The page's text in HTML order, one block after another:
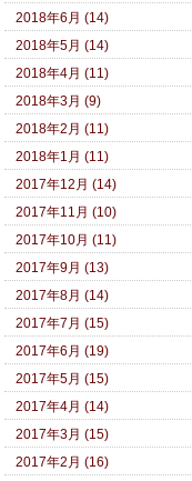
2018年6月 (14)
2018年5月 (14)
2018年4月 (11)
2018年3月 (9)
2018年2月 (11)
2018年1月 (11)
2017年12月 (14)
2017年11月 (10)
2017年10月 (11)
2017年9月 (13)
2017年8月 (14)
2017年7月 (15)
2017年6月 (19)
2017年5月 (15)
2017年4月 (14)
2017年3月 (15)
2017年2月 (16)